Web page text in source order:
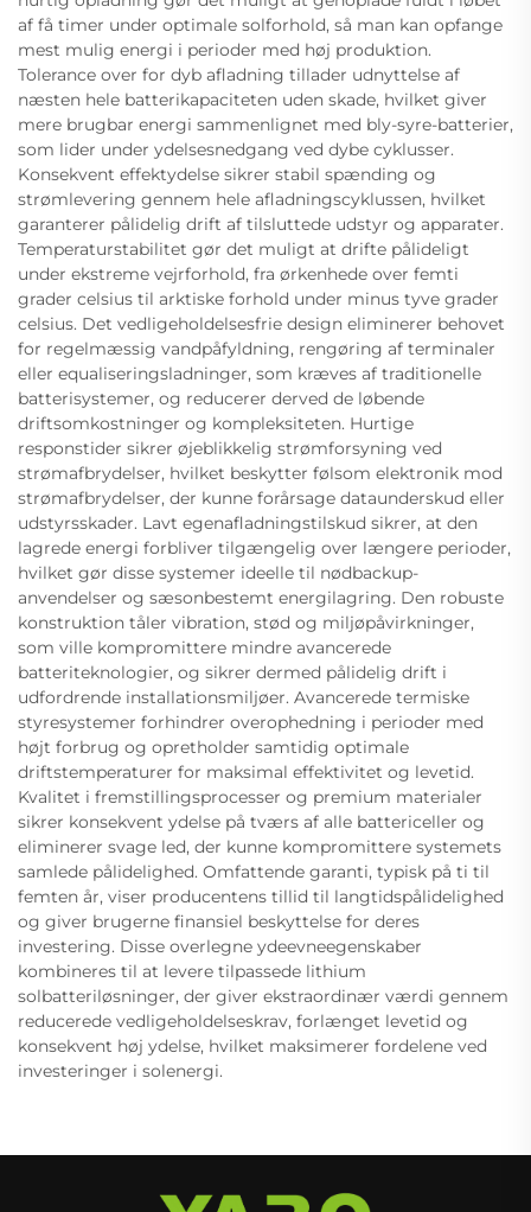
af få timer under optimale solforhold, så man kan opfange
mest mulig energi i perioder med høj produktion.
Tolerance over for dyb afladning tillader udnyttelse af
næsten hele batterikapaciteten uden skade, hvilket giver
mere brugbar energi sammenlignet med bly-syre-batterier,
som lider under ydelsesnedgang ved dybe cyklusser.
Konsekvent effektydelse sikrer stabil spænding og
strømlevering gennem hele afladningscyklussen, hvilket
garanterer pålidelig drift af tilsluttede udstyr og apparater.
Temperaturstabilitet gør det muligt at drifte pålideligt
under ekstreme vejrforhold, fra ørkenhede over femti
grader celsius til arktiske forhold under minus tyve grader
celsius. Det vedligeholdelsesfrie design eliminerer behovet
for regelmæssig vandpåfyldning, rengøring af terminaler
eller equaliseringsladninger, som kræves af traditionelle
batterisystemer, og reducerer derved de løbende
driftsomkostninger og kompleksiteten. Hurtige
responstider sikrer øjeblikkelig strømforsyning ved
strømafbrydelser, hvilket beskytter følsom elektronik mod
strømafbrydelser, der kunne forårsage dataunderskud eller
udstyrsskader. Lavt egenafladningstilskud sikrer, at den
lagrede energi forbliver tilgængelig over længere perioder,
hvilket gør disse systemer ideelle til nødbackup-
anvendelser og sæsonbestemt energilagring. Den robuste
konstruktion tåler vibration, stød og miljøpåvirkninger,
som ville kompromittere mindre avancerede
batteriteknologier, og sikrer dermed pålidelig drift i
udfordrende installationsmiljøer. Avancerede termiske
styresystemer forhindrer overophedning i perioder med
højt forbrug og opretholder samtidig optimale
driftstemperaturer for maksimal effektivitet og levetid.
Kvalitet i fremstillingsprocesser og premium materialer
sikrer konsekvent ydelse på tværs af alle battericeller og
eliminerer svage led, der kunne kompromittere systemets
samlede pålidelighed. Omfattende garanti, typisk på ti til
femten år, viser producentens tillid til langtidspålidelighed
og giver brugerne finansiel beskyttelse for deres
investering. Disse overlegne ydeevneegenskaber
kombineres til at levere tilpassede lithium
solbatteriløsninger, der giver ekstraordinær værdi gennem
reducerede vedligeholdelseskrav, forlænget levetid og
konsekvent høj ydelse, hvilket maksimerer fordelene ved
investeringer i solenergi.